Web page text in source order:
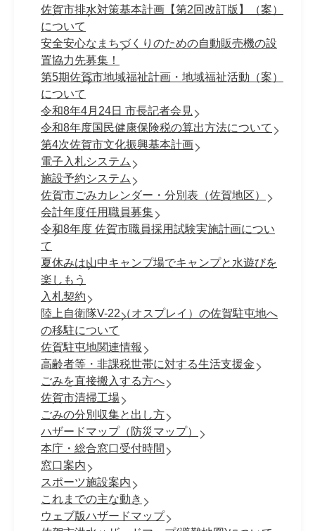
佐賀市排水対策基本計画【第2回改訂版】（案）
について
安全安心なまちづくりのための自動販売機の設
置協力先募集！
第5期佐賀市地域福祉計画・地域福祉活動（案）
について
令和8年4月24日 市長記者会見
令和8年度国民健康保険税の算出方法について
第4次佐賀市文化振興基本計画
電子入札システム
施設予約システム
佐賀市ごみカレンダー・分別表（佐賀地区）
会計年度任用職員募集
令和8年度 佐賀市職員採⽤試験実施計画につい
て
夏休みは山中キャンプ場でキャンプと水遊びを
楽しもう
入札契約
陸上自衛隊V-22（オスプレイ）の佐賀駐屯地へ
の移駐について
佐賀駐屯地関連情報
高齢者等・非課税世帯に対する生活支援金
ごみを直接搬入する方へ
佐賀市清掃工場
ごみの分別収集と出し方
ハザードマップ（防災マップ）
本庁・総合窓口受付時間
窓口案内
スポーツ施設案内
これまでの主な動き
ウェブ版ハザードマップ